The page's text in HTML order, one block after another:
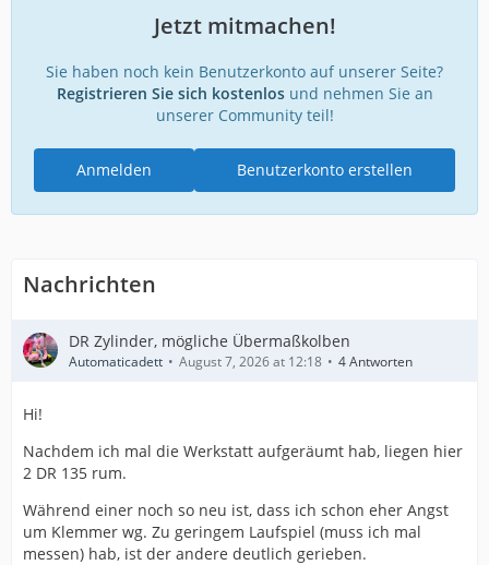
Jetzt mitmachen!
Sie haben noch kein Benutzerkonto auf unserer Seite?
Registrieren Sie sich kostenlosund nehmen Sie an
unserer Community teil!
Benutzerkonto erstellen
Anmelden
Nachrichten
DR Zylinder, mögliche Übermaßkolben
Automaticadett August 7, 2026 at 12:18 4 Antworten
Hi!
Nachdem ich mal die Werkstatt aufgeräumt hab, liegen hier
2 DR 135 rum.
Während einer noch so neu ist, dass ich schon eher Angst
um Klemmer wg. Zu geringem Laufspiel (muss ich mal
messen) hab, ist der andere deutlich gerieben.